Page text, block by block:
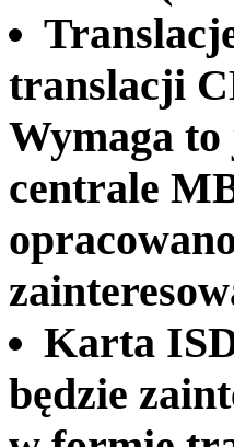
translacji
Wymaga to
centrale
Karta
będzie